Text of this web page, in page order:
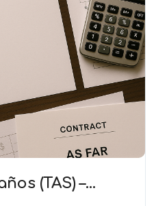
(TAS) –